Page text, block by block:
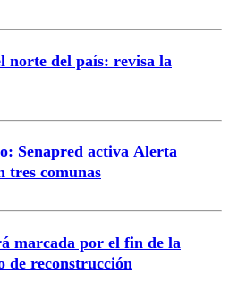
norte del país: revisa la
Senapred activa Alerta
tres comunas
marcada por el fin de la
de reconstrucción